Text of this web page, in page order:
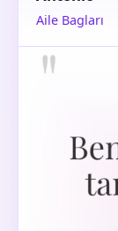
Aile Bagları